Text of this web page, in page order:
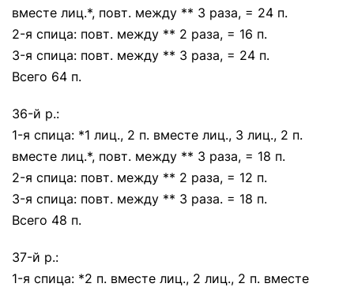
вместе лиц.*, повт. между ** 3 раза, = 24 п.
2-я спица: повт. между ** 2 раза, = 16 п.
3-я спица: повт. между ** 3 раза, = 24 п.
Всего 64 п.
36-й р.:
1-я спица: *1 лиц., 2 п. вместе лиц., 3 лиц., 2 п.
вместе лиц.*, повт. между ** 3 раза, = 18 п.
2-я спица: повт. между ** 2 раза, = 12 п.
3-я спица: повт. между ** 3 раза. = 18 п.
Всего 48 п.
37-й р.:
1-я спица: *2 п. вместе лиц., 2 лиц., 2 п. вместе